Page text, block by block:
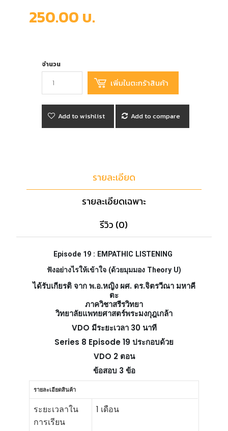
250.00 บ.
จำนวน
Add to wishlist Add to compare
รายละเอียด
รายละเอียดเฉพาะ
รีวิว (0)
Episode 19 : EMPATHIC LISTENING
ฟังอย่างไรให้เข้าใจ (ด้วยมุมมอง Theory U)
ได้รับเกียรติ จาก พ.อ.หญิง ผศ. ดร.จิตรวีณา มหาคี
ตะ
ภาควิชาสรีรวิทยา
วิทยาลัยแพทยศาสตร์พระมงกุฎเกล้า
VDO มีระยะเวลา 30 นาที
Series 8 Episode 19 ประกอบด้วย
VDO 2 ตอน
ข้อสอบ 3 ข้อ
รายละเอียดสินค้า
ระยะเวลาใน
การเรียน
1 เดือน